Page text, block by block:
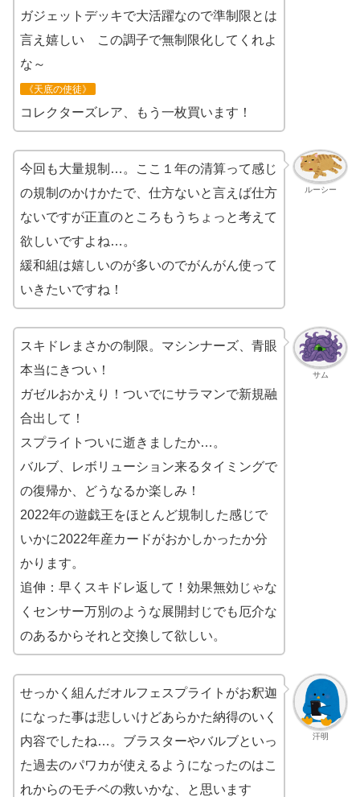
ガジェットデッキで大活躍なので準制限とは
言え嬉しい この調子で無制限化してくれよ
な～
《天底の使徒》
コレクターズレア、もう一枚買います！
ルーシー
今回も大量規制…。ここ１年の清算って感じ
の規制のかけかたで、仕方ないと言えば仕方
ないですが正直のところもうちょっと考えて
欲しいですよね…。
緩和組は嬉しいのが多いのでがんがん使って
いきたいですね！
サム
スキドレまさかの制限。マシンナーズ、青眼
本当にきつい！
ガゼルおかえり！ついでにサラマンで新規融
合出して！
スプライトついに逝きましたか…。
バルブ、レボリューション来るタイミングで
の復帰か、どうなるか楽しみ！
2022年の遊戯王をほとんど規制した感じで
いかに2022年産カードがおかしかったか分
かります。
追伸：早くスキドレ返して！効果無効じゃな
くセンサー万別のような展開封じでも厄介な
のあるからそれと交換して欲しい。
汗明
せっかく組んだオルフェスプライトがお釈迦
になった事は悲しいけどあらかた納得のいく
内容でしたね…。ブラスターやバルブといっ
た過去のパワカが使えるようになったのはこ
れからのモチベの救いかな、と思います